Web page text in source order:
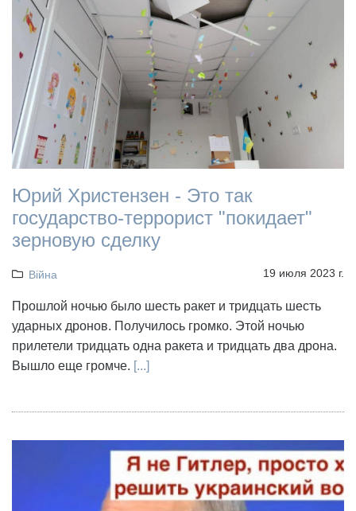
Юрий Христензен - Это так
государство-террорист "покидает"
зерновую сделку
Війна 19 июля 2023 г.
Прошлой ночью было шесть ракет и тридцать шесть
ударных дронов. Получилось громко. Этой ночью
прилетели тридцать одна ракета и тридцать два дрона.
Вышло еще громче. [...]